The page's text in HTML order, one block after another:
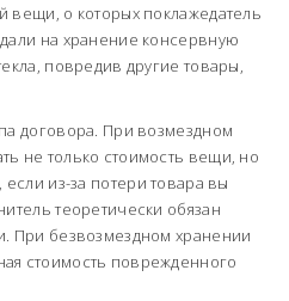
вещи, о которых поклажедатель
на хранение консервную
повредив другие товары,
договора. При возмездном
не только стоимость вещи, но
из-за потери товара вы
теоретически обязан
При безвозмездном хранении
стоимость поврежденного